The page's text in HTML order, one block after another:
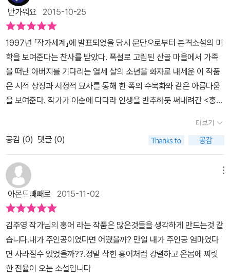
다. 살아 있는 새를 잡겠다고 남의 집 굴뚝에 새집을 건드려보기도 하
였다. 삼례는 고무신을 돌려 신어 두 사람의 발자국을 세 사람의 발자
국으로 만들 수 있는 지혜를 가졌다. 자다 말고 나가는 삼례를 미행
하다 몽유병이라는 것을 알았다. 어느 날 삼례의 지갑이 두둑한 것을
알고 채근하였다. 삼례는 자전거포에서 일하던 청년과 함께 집을 나
가버렸다. 그녀의 소굴이었던 담구멍의 고무신 한 켤레도 보이지 않
았다. 홍어포가 걸려 있었던 부엌 문설주에는 씀바귀 한 묶음이 대롱
나고 고즈넉한 산골 마을에 한 낯선 사내가 찾아와 종적을 감춘 삼례
의 간곳을 대라고 위협한다. 어머니는 돈을 주어 달래자 가끔씩 마을
방천둑과 소택지 부근을 배회하곤 하다 여름이 되자 사라진다. 겨울,
옆집 남자는 삼례가 술집 색시가 되어 읍내에 나타났다고 귀뜸한다.
세영은 혼자 읍내를 헤매다가 삼례를 여러 번 찾아가 만난다. 어머니
가 삼례를 불러내어 그동안 아버지를 찾기 위하여 모아둔 고액이 돈
을 쥐여주고 멀리 떠나라고 하였다. 흡사 삼례를 대신하듯 삼십대 초
반의 여자가 아이를 업고 나타났다. 며칠 지나 차표를 끊으러 나갔다
가 돌아오지 않았다. 아버지의 소생이라며 호영이라 이름을 지었다.
어머니가 호영이를 애지중지 돌보는 것에 질투를 하여 수탉이 옆집
누룽지가 잡아 먹은 것을 모른체하였다. 아이까지 생겨 일손이 모자
면 언젠가는 이 아기가 핑계가 되어 남편이 돌아올꺼라는 생각이 들
어서일까?바람나서 들어오지 않는 남편을 왜 기다리는 건지,마치 남
편의 모든 일을 자신이 처리해줘야한다는 사명감도 갖고 있는 것처럼
답답한 모습이였다.그 옛날 '남자들 바람이야 한 번쯤 다 피는거지, 아
내가 한 번쯤은 그냥 넘어가는거지'라는 말이 당연시여겨지던 때인
가?보통 이 책이 세영의 시점으로 이야기하는 성장소설이라고 하는
데물론 그부분도 눈에 들어온다.기억나지 않는 아버지의 부재, 엄마
랑 단 둘의 삶, 첫 사랑인듯 아닌 듯 한 삼례의 존재,업동이처럼 어느
날 집에 들어온 아기때문에 자식 사랑을 뺏겨버린 듯한 감정등세영의
감정선도 잘 따라가게 되고 공감도 하게 된다.억척스러워보이는데도
봐 찾아나서지도 못하고,밖에서 들어온 아기를 마치 남편대신마냥 애
지중지 키우는 모습을 보면서그렇게 남편에게 의지할 수 밖에 없는건
가,그녀에게 남편이란 과연 어떤 존재인가 싶었다.남편이 돌아온 날,
마치 아무일도 없었단 듯이 받아들인다.아버지는 세영이에게, 세영은
아버지에게 인사를 한다.몇 년만의 상봉이 너무나 평범하고, 평화롭
고 고요하다.그리고 바로 다음 날, 어머니는 집을 나갔다.헉!! 이게 뭐
지? 무슨 일이지?어떠한 말도 없이 조용히 떠나버린 그녀.조금 당황
스러웠지만 곧 통쾌함을 느꼈다.그녀가 사라진 이유가 남편에게 복수
반가워요 2015-10-25
1997년 「작가세계」에 발표되었을 당시 문단으로부터 본격소설의 미
학을 보여준다는 찬사를 받았다. 폭설로 고립된 산골 마을에서 가족
을 떠난 아버지를 기다리는 열세 살의 소년을 화자로 내세운 이 작품
은 시적 상징과 서정적 묘사를 통해 한 폭의 수묵화와 같은 아름다움
을 보여준다. 작가가 이순에 다다라 인생을 반추하듯 써내려간 <홍어
통정한 뒤 사라져버린 아버지를 기다리며 어머니와 단둘이 살고 있
다. 삯바느질꾼인 젊은 어머니는 아버지가 좋아했던 홍어를 부엌 문
설주에 매달아두지만 아버지에게선 아무런 소식도 들려오지 않고 홍
어는 먼지와 그을음을 뒤집어쓴 채 말라갈 뿐이다. 세영은 정초마다
어머니가 만들어준 가오리연을 날리며 날개를 달고 자유롭게 비상하
는 몽상에 빠져든다. 이 세상 어딘가를 떠돌고 있을 아버지에 대한 그
리움과 동경 때문이다. 어느 날 한 여자가 아버지가 바깥에서 낳은 아
이를 등에 업고 나타나고 어머니는 이를 아버지가 돌아올 것이라는
소식으로 받아들이며 말없이 아이를 거둔다. 그러나 아버지가 돌아온
이튿날 어머니는 아침 눈밭에 발자국만을 남긴 채 사라져버린다.작가
의 그동안의 세월과 필력이 고스란히 묻어나는 작품이다.오랫만의 정
더보기
공감 (0) 댓글 (0)
아몬드빼빼로 2015-11-02
김주영 작가님의 홍어 라는 작품은 많은것들을 생각하게 만드는것 같
습니다.내가 주인공이였다면 어땠을까? 만일 내가 주인공 엄마였다
면 사라질수 있었을까??.정말 삭힌 홍어처럼 강렬하고 온몸에 찌릿
한 전율이 오는 소설입니다